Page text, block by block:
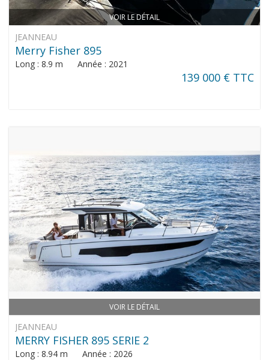
VOIR LE DÉTAIL
JEANNEAU
Merry Fisher 895
Long : 8.9 m Année : 2021
139 000 € TTC
VOIR LE DÉTAIL
JEANNEAU
MERRY FISHER 895 SERIE 2
Long : 8.94 m Année : 2026